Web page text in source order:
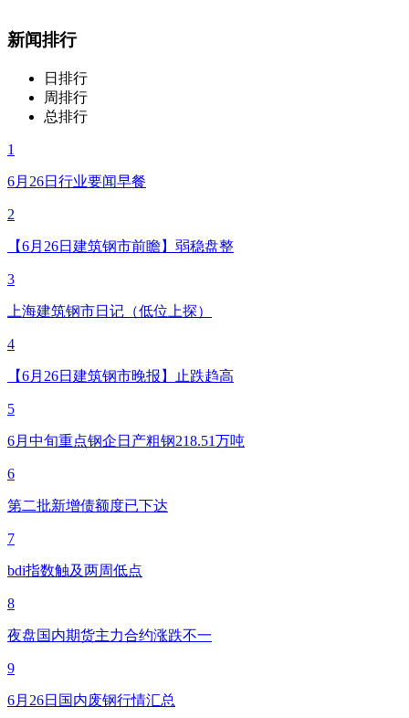
新闻排行
日排行
周排行
总排行
1
6月26日行业要闻早餐
2
【6月26日建筑钢市前瞻】弱稳盘整
3
上海建筑钢市日记（低位上探）
4
【6月26日建筑钢市晚报】止跌趋高
5
6月中旬重点钢企日产粗钢218.51万吨
6
第二批新增债额度已下达
7
bdi指数触及两周低点
8
夜盘国内期货主力合约涨跌不一
9
6月26日国内废钢行情汇总